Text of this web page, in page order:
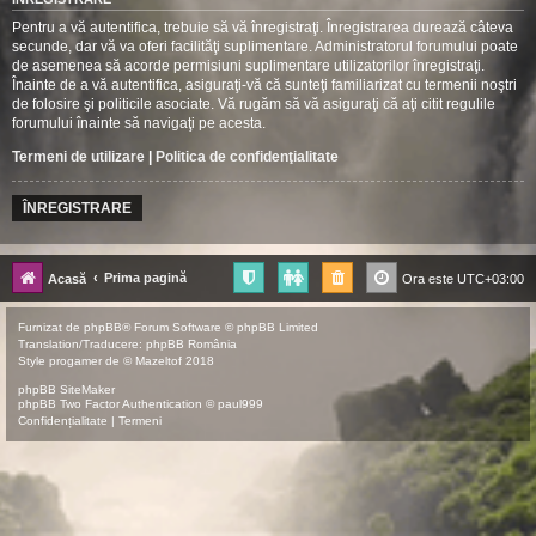
Pentru a vă autentifica, trebuie să vă înregistraţi. Înregistrarea durează câteva
secunde, dar vă va oferi facilităţi suplimentare. Administratorul forumului poate
de asemenea să acorde permisiuni suplimentare utilizatorilor înregistraţi.
Înainte de a vă autentifica, asiguraţi-vă că sunteţi familiarizat cu termenii noştri
de folosire şi politicile asociate. Vă rugăm să vă asiguraţi că aţi citit regulile
forumului înainte să navigaţi pe acesta.
Termeni de utilizare | Politica de confidenţialitate
ÎNREGISTRARE
Acasă Prima pagină Ora este UTC+03:00
Furnizat de phpBB® Forum Software © phpBB Limited
Translation/Traducere: phpBB România
Style progamer de © Mazeltof 2018
phpBB SiteMaker
phpBB Two Factor Authentication © paul999
Confidențialitate | Termeni